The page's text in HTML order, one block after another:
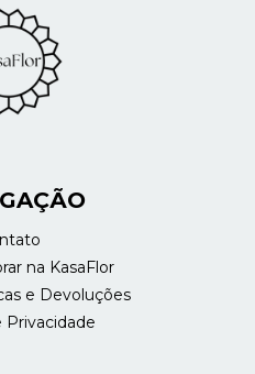
na KasaFlor
e Devoluções
Privacidade